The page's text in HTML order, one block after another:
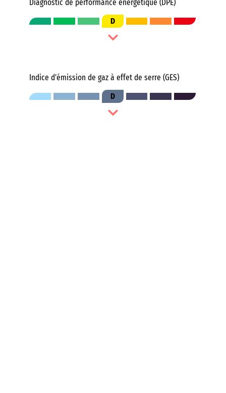
Diagnostic de performance énergétique (DPE)
D
Indice d'émission de gaz à effet de serre (GES)
D